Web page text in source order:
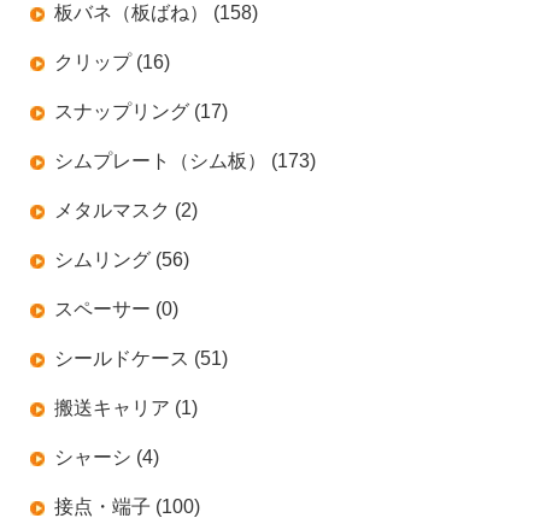
板バネ（板ばね） (158)
クリップ (16)
スナップリング (17)
シムプレート（シム板） (173)
メタルマスク (2)
シムリング (56)
スペーサー (0)
シールドケース (51)
搬送キャリア (1)
シャーシ (4)
接点・端子 (100)